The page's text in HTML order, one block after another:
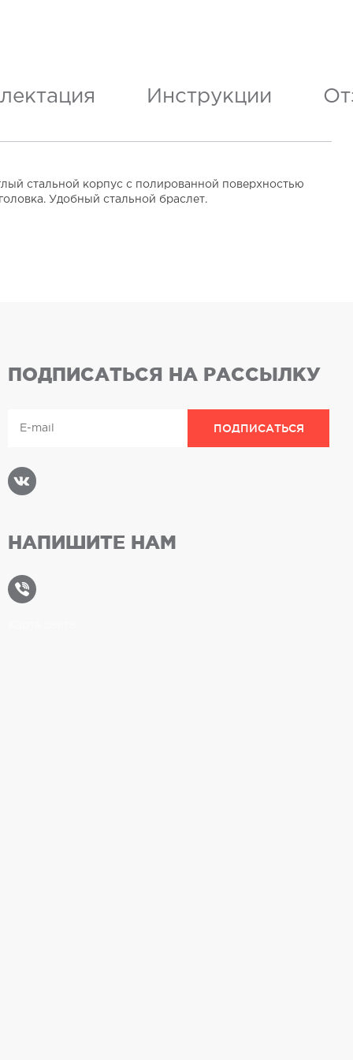
Инструкции
стальной корпус с полированной поверхностью
Удобный стальной браслет.
ПОДПИСАТЬСЯ НА РАССЫЛКУ
НАПИШИТЕ НАМ